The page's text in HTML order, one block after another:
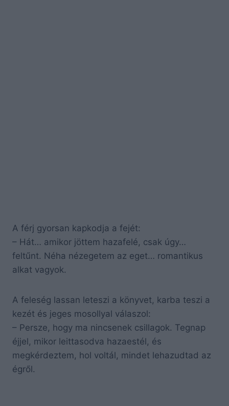
A férj gyorsan kapkodja a fejét:
– Hát… amikor jöttem hazafelé, csak úgy…
feltűnt. Néha nézegetem az eget… romantikus
alkat vagyok.
A feleség lassan leteszi a könyvet, karba teszi a
kezét és jeges mosollyal válaszol:
– Persze, hogy ma nincsenek csillagok. Tegnap
éjjel, mikor leittasodva hazaestél, és
megkérdeztem, hol voltál, mindet lehazudtad az
égről.